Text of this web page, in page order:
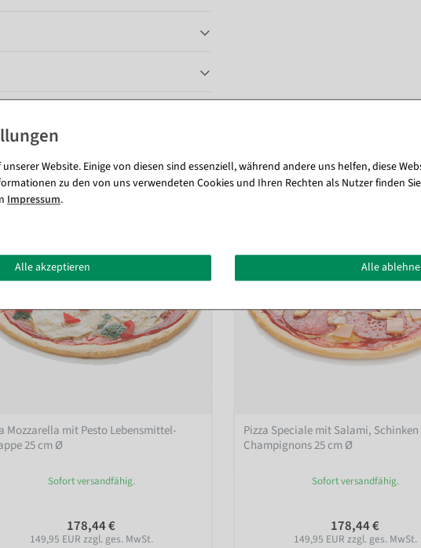
Mozzarella mit Pesto Lebensmittel-
25 cm Ø
Sofort versandfähig.
178,44 €
149,95 EUR zzgl. ges. MwSt.
Pizza Speciale mit Salami,
Champignons 25 cm Ø
Sofort versandfähig.
178,44 €
149,95 EUR zzgl. ges. MwSt.
Website. Einige von diesen sind essenziell, während andere uns helfen, diese
zu den von uns verwendeten Cookies und Ihren Rechten als Nutzer finden
Impressum.
Alle akzeptieren Alle